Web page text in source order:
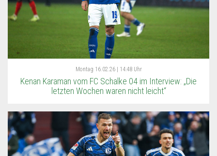
Montag 16.02.26 | 14:48 Uhr
Kenan Karaman vom FC Schalke 04 im Interview: „Die
letzten Wochen waren nicht leicht“